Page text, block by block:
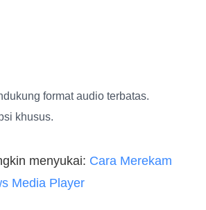
format audio terbatas.
khusus.
menyukai: Cara Merekam
Media Player